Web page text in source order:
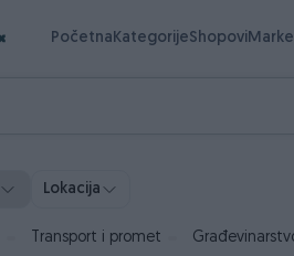
PočetnaKategorijeShopovi
Lokacija
Transport i promet